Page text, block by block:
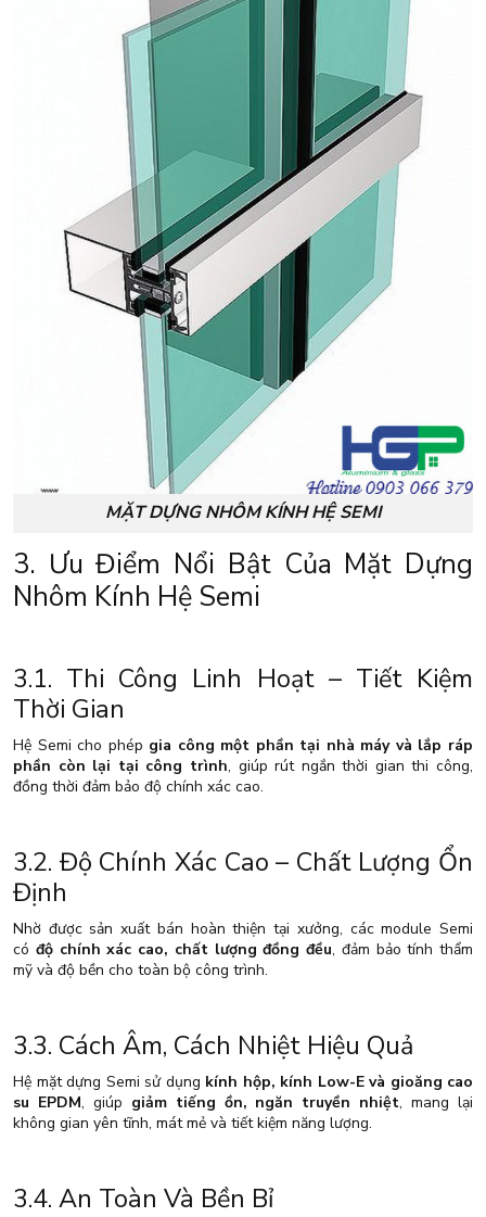
MẶT DỰNG NHÔM KÍNH HỆ SEMI
3. Ưu Điểm Nổi Bật Của Mặt Dựng
Nhôm Kính Hệ Semi
3.1. Thi Công Linh Hoạt – Tiết Kiệm
Thời Gian
Hệ Semi cho phép gia công một phần tại nhà máy và lắp ráp
phần còn lại tại công trình, giúp rút ngắn thời gian thi công,
đồng thời đảm bảo độ chính xác cao.
3.2. Độ Chính Xác Cao – Chất Lượng Ổn
Định
Nhờ được sản xuất bán hoàn thiện tại xưởng, các module Semi
có độ chính xác cao, chất lượng đồng đều, đảm bảo tính thẩm
mỹ và độ bền cho toàn bộ công trình.
3.3. Cách Âm, Cách Nhiệt Hiệu Quả
Hệ mặt dựng Semi sử dụng kính hộp, kính Low-E và gioăng cao
su EPDM, giúp giảm tiếng ồn, ngăn truyền nhiệt, mang lại
không gian yên tĩnh, mát mẻ và tiết kiệm năng lượng.
3.4. An Toàn Và Bền Bỉ